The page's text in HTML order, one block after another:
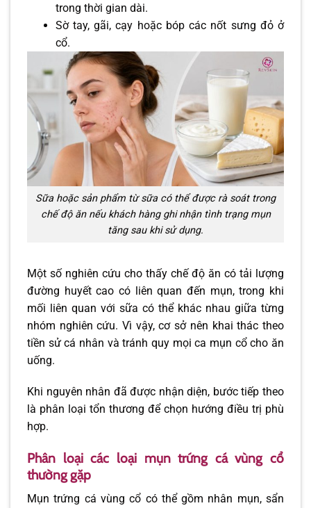
trong thời gian dài.
Sờ tay, gãi, cạy hoặc bóp các nốt sưng đỏ ở
cổ.
Sữa hoặc sản phẩm từ sữa có thể được rà soát trong
chế độ ăn nếu khách hàng ghi nhận tình trạng mụn
tăng sau khi sử dụng.
Một số nghiên cứu cho thấy chế độ ăn có tải lượng
đường huyết cao có liên quan đến mụn, trong khi
mối liên quan với sữa có thể khác nhau giữa từng
nhóm nghiên cứu. Vì vậy, cơ sở nên khai thác theo
tiền sử cá nhân và tránh quy mọi ca mụn cổ cho ăn
uống.
Khi nguyên nhân đã được nhận diện, bước tiếp theo
là phân loại tổn thương để chọn hướng điều trị phù
hợp.
Phân loại các loại mụn trứng cá vùng cổ
thường gặp
Mụn trứng cá vùng cổ có thể gồm nhân mụn, sẩn